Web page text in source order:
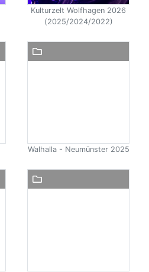
Kulturzelt Wolfhagen 2026
(2025/2024/2022)
Walhalla - Neumünster 2025